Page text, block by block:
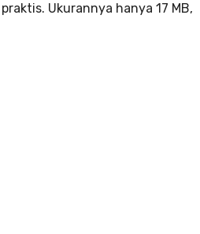
Ukurannya hanya 17 MB,